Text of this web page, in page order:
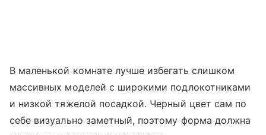
В маленькой комнате лучше избегать слишком
массивных моделей с широкими подлокотниками
и низкой тяжелой посадкой. Черный цвет сам по
себе визуально заметный, поэтому форма должна